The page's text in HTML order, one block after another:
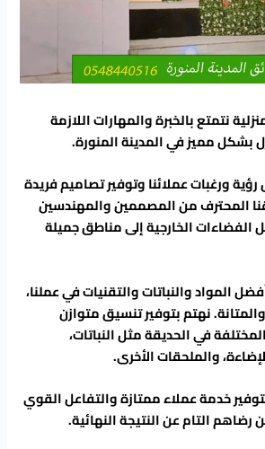
نتمتع بالخبرة والمهارات اللازمة
بشكل مميز في المدينة المنورة.
ورغبات عملائنا وتوفير تصاميم فريدة
المحترف من المصممين والمهندسين
الفضاءات الخارجية إلى مناطق جميلة
المواد والنباتات والتقنيات في عملنا،
نهتم بتوفير تنسيق متوازن
في الحديقة مثل النباتات،
والملحقات الأخرى.
خدمة عملاء ممتازة والتفاعل القوي
التام عن النتيجة النهائية.